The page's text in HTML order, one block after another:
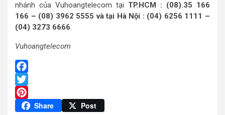
nhánh của Vuhoangtelecom tại TP.HCM : (08).35 166
166 – (08) 3962 5555 và tại Hà Nội : (04) 6256 1111 –
(04) 3273 6666.
Vuhoangtelecom
Facebook
Twitter
Pinterest
Share Post